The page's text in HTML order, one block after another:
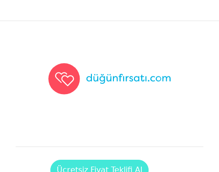
Ücretsiz Fiyat Teklifi Al
Düğünfırsatı